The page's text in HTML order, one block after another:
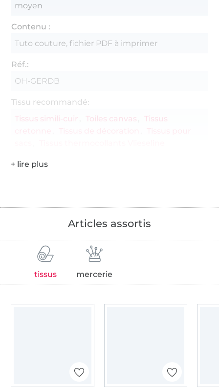
moyen
Contenu :
Tuto couture, fichier PDF à imprimer
Réf.:
OH-GERDB
Tissu recommandé:
Tissus simili-cuir
Toiles canvas
Tissus
Articles assortis
tissus mercerie